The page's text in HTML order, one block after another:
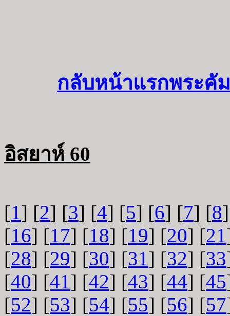
กลับหน้าแรกพระคั
อิสยาห์ 60
[1] [2] [3] [4] [5] [6] [7] [8
[16] [17] [18] [19] [20] [21
[28] [29] [30] [31] [32] [33
[40] [41] [42] [43] [44] [45
[52] [53] [54] [55] [56] [57